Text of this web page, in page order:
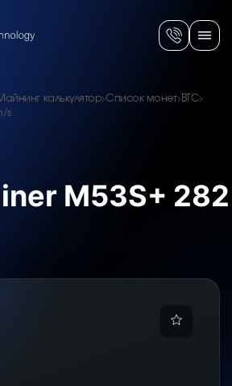
калькулятор Список монет BTC
s
M53S+